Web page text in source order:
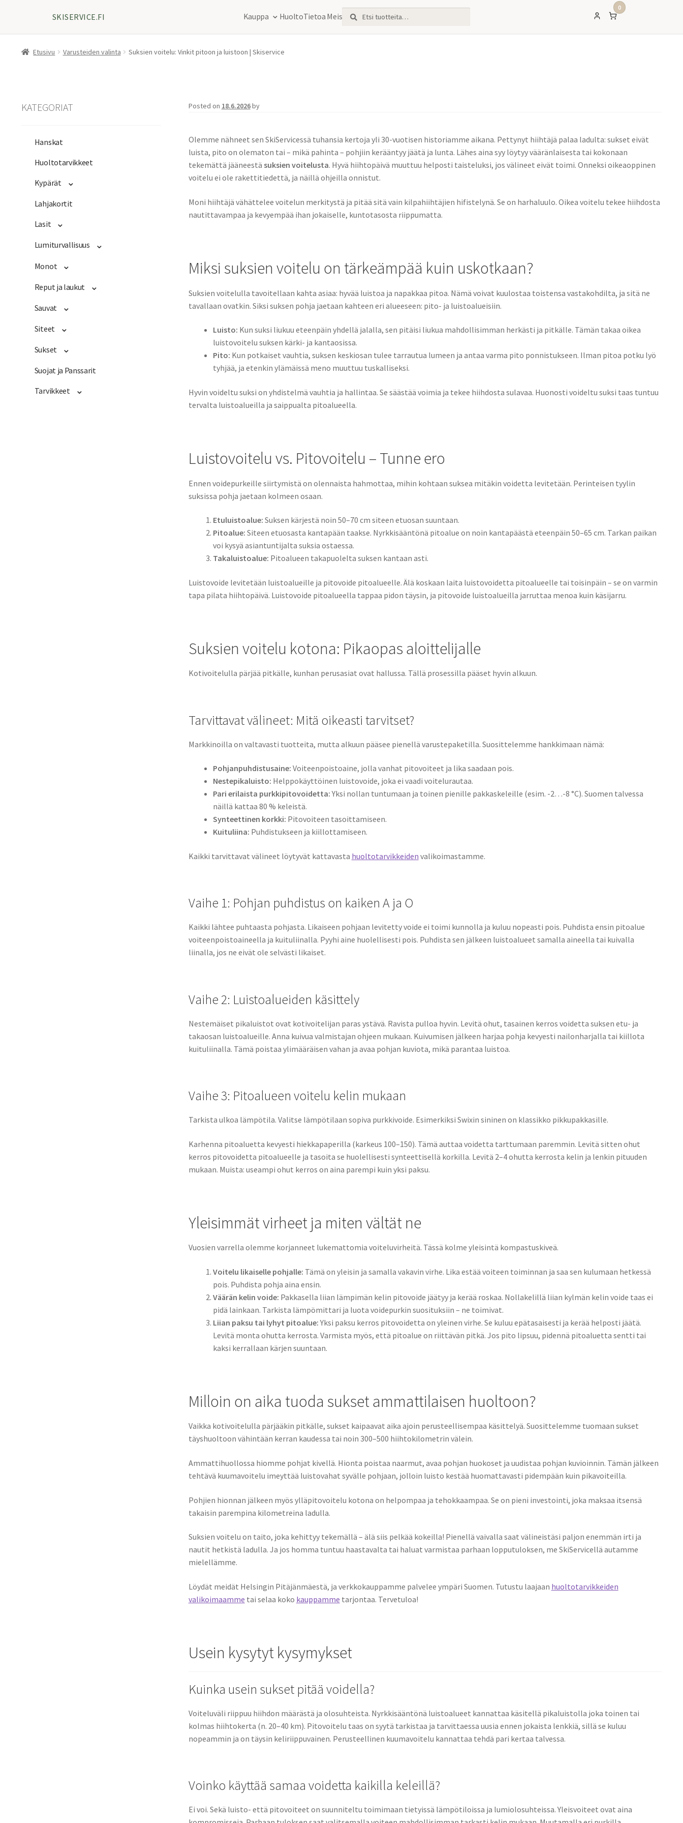
SKISERVICE.FI Kauppa HuoltoTietoa MeistäEtsi:
Haku
0
Etusivu Varusteiden valinta Suksien voitelu: Vinkit pitoon ja luistoon | Skiservice
Posted on 18.6.2026by
Olemme nähneet sen SkiServicessä tuhansia kertoja yli 30-vuotisen historiamme aikana. Pettynyt hiihtäjä palaa ladulta: sukset eivät
luista, pito on olematon tai – mikä pahinta – pohjiin kerääntyy jäätä ja lunta. Lähes aina syy löytyy vääränlaisesta tai kokonaan
tekemättä jääneestä suksien voitelusta. Hyvä hiihtopäivä muuttuu helposti taisteluksi, jos välineet eivät toimi. Onneksi oikeaoppinen
voitelu ei ole rakettitiedettä, ja näillä ohjeilla onnistut.
Moni hiihtäjä vähättelee voitelun merkitystä ja pitää sitä vain kilpahiihtäjien hifistelynä. Se on harhaluulo. Oikea voitelu tekee hiihdosta
nautittavampaa ja kevyempää ihan jokaiselle, kuntotasosta riippumatta.
Miksi suksien voitelu on tärkeämpää kuin uskotkaan?
Suksien voitelulla tavoitellaan kahta asiaa: hyvää luistoa ja napakkaa pitoa. Nämä voivat kuulostaa toistensa vastakohdilta, ja sitä ne
tavallaan ovatkin. Siksi suksen pohja jaetaan kahteen eri alueeseen: pito- ja luistoalueisiin.
Luisto: Kun suksi liukuu eteenpäin yhdellä jalalla, sen pitäisi liukua mahdollisimman herkästi ja pitkälle. Tämän takaa oikea
luistovoitelu suksen kärki- ja kantaosissa.
Pito: Kun potkaiset vauhtia, suksen keskiosan tulee tarrautua lumeen ja antaa varma pito ponnistukseen. Ilman pitoa potku lyö
tyhjää, ja etenkin ylämäissä meno muuttuu tuskalliseksi.
Hyvin voideltu suksi on yhdistelmä vauhtia ja hallintaa. Se säästää voimia ja tekee hiihdosta sulavaa. Huonosti voideltu suksi taas tuntuu
tervalta luistoalueilla ja saippualta pitoalueella.
Luistovoitelu vs. Pitovoitelu – Tunne ero
Ennen voidepurkeille siirtymistä on olennaista hahmottaa, mihin kohtaan suksea mitäkin voidetta levitetään. Perinteisen tyylin
suksissa pohja jaetaan kolmeen osaan.
Etuluistoalue: Suksen kärjestä noin 50–70 cm siteen etuosan suuntaan.
Pitoalue: Siteen etuosasta kantapään taakse. Nyrkkisääntönä pitoalue on noin kantapäästä eteenpäin 50–65 cm. Tarkan paikan
voi kysyä asiantuntijalta suksia ostaessa.
Takaluistoalue: Pitoalueen takapuolelta suksen kantaan asti.
Luistovoide levitetään luistoalueille ja pitovoide pitoalueelle. Älä koskaan laita luistovoidetta pitoalueelle tai toisinpäin – se on varmin
tapa pilata hiihtopäivä. Luistovoide pitoalueella tappaa pidon täysin, ja pitovoide luistoalueilla jarruttaa menoa kuin käsijarru.
Suksien voitelu kotona: Pikaopas aloittelijalle
Kotivoitelulla pärjää pitkälle, kunhan perusasiat ovat hallussa. Tällä prosessilla pääset hyvin alkuun.
Tarvittavat välineet: Mitä oikeasti tarvitset?
Markkinoilla on valtavasti tuotteita, mutta alkuun pääsee pienellä varustepaketilla. Suosittelemme hankkimaan nämä:
Pohjanpuhdistusaine: Voiteenpoistoaine, jolla vanhat pitovoiteet ja lika saadaan pois.
Nestepikaluisto: Helppokäyttöinen luistovoide, joka ei vaadi voitelurautaa.
Pari erilaista purkkipitovoidetta:Yksi nollan tuntumaan ja toinen pienille pakkaskeleille (esim. -2…-8 °C). Suomen talvessa
näillä kattaa 80 % keleistä.
Synteettinen korkki: Pitovoiteen tasoittamiseen.
Kuituliina: Puhdistukseen ja kiillottamiseen.
Kaikki tarvittavat välineet löytyvät kattavasta huoltotarvikkeiden valikoimastamme.
Vaihe 1: Pohjan puhdistus on kaiken A ja O
Kaikki lähtee puhtaasta pohjasta. Likaiseen pohjaan levitetty voide ei toimi kunnolla ja kuluu nopeasti pois. Puhdista ensin pitoalue
voiteenpoistoaineella ja kuituliinalla. Pyyhi aine huolellisesti pois. Puhdista sen jälkeen luistoalueet samalla aineella tai kuivalla
liinalla, jos ne eivät ole selvästi likaiset.
Vaihe 2: Luistoalueiden käsittely
Nestemäiset pikaluistot ovat kotivoitelijan paras ystävä. Ravista pulloa hyvin. Levitä ohut, tasainen kerros voidetta suksen etu- ja
takaosan luistoalueille. Anna kuivua valmistajan ohjeen mukaan. Kuivumisen jälkeen harjaa pohja kevyesti nailonharjalla tai kiillota
kuituliinalla. Tämä poistaa ylimääräisen vahan ja avaa pohjan kuviota, mikä parantaa luistoa.
Vaihe 3: Pitoalueen voitelu kelin mukaan
Tarkista ulkoa lämpötila. Valitse lämpötilaan sopiva purkkivoide. Esimerkiksi Swixin sininen on klassikko pikkupakkasille.
Karhenna pitoaluetta kevyesti hiekkapaperilla (karkeus 100–150). Tämä auttaa voidetta tarttumaan paremmin. Levitä sitten ohut
kerros pitovoidetta pitoalueelle ja tasoita se huolellisesti synteettisellä korkilla. Levitä 2–4 ohutta kerrosta kelin ja lenkin pituuden
mukaan. Muista: useampi ohut kerros on aina parempi kuin yksi paksu.
Yleisimmät virheet ja miten vältät ne
Vuosien varrella olemme korjanneet lukemattomia voiteluvirheitä. Tässä kolme yleisintä kompastuskiveä.
Voitelu likaiselle pohjalle: Tämä on yleisin ja samalla vakavin virhe. Lika estää voiteen toiminnan ja saa sen kulumaan hetkessä
pois. Puhdista pohja aina ensin.
Väärän kelin voide: Pakkasella liian lämpimän kelin pitovoide jäätyy ja kerää roskaa. Nollakelillä liian kylmän kelin voide taas ei
pidä lainkaan. Tarkista lämpömittari ja luota voidepurkin suosituksiin – ne toimivat.
Liian paksu tai lyhyt pitoalue:Yksi paksu kerros pitovoidetta on yleinen virhe. Se kuluu epätasaisesti ja kerää helposti jäätä.
Levitä monta ohutta kerrosta. Varmista myös, että pitoalue on riittävän pitkä. Jos pito lipsuu, pidennä pitoaluetta sentti tai
kaksi kerrallaan kärjen suuntaan.
Milloin on aika tuoda sukset ammattilaisen huoltoon?
Vaikka kotivoitelulla pärjääkin pitkälle, sukset kaipaavat aika ajoin perusteellisempaa käsittelyä. Suosittelemme tuomaan sukset
täyshuoltoon vähintään kerran kaudessa tai noin 300–500 hiihtokilometrin välein.
Ammattihuollossa hiomme pohjat kivellä. Hionta poistaa naarmut, avaa pohjan huokoset ja uudistaa pohjan kuvioinnin. Tämän jälkeen
tehtävä kuumavoitelu imeyttää luistovahat syvälle pohjaan, jolloin luisto kestää huomattavasti pidempään kuin pikavoiteilla.
Pohjien hionnan jälkeen myös ylläpitovoitelu kotona on helpompaa ja tehokkaampaa. Se on pieni investointi, joka maksaa itsensä
takaisin parempina kilometreina ladulla.
Suksien voitelu on taito, joka kehittyy tekemällä – älä siis pelkää kokeilla! Pienellä vaivalla saat välineistäsi paljon enemmän irti ja
nautit hetkistä ladulla. Ja jos homma tuntuu haastavalta tai haluat varmistaa parhaan lopputuloksen, me SkiServicellä autamme
mielellämme.
Löydät meidät Helsingin Pitäjänmäestä, ja verkkokauppamme palvelee ympäri Suomen. Tutustu laajaan huoltotarvikkeiden
valikoimaamme tai selaa koko kauppamme tarjontaa. Tervetuloa!
Usein kysytyt kysymykset
Kuinka usein sukset pitää voidella?
Voiteluväli riippuu hiihdon määrästä ja olosuhteista. Nyrkkisääntönä luistoalueet kannattaa käsitellä pikaluistolla joka toinen tai
kolmas hiihtokerta (n. 20–40 km). Pitovoitelu taas on syytä tarkistaa ja tarvittaessa uusia ennen jokaista lenkkiä, sillä se kuluu
nopeammin ja on täysin keliriippuvainen. Perusteellinen kuumavoitelu kannattaa tehdä pari kertaa talvessa.
Voinko käyttää samaa voidetta kaikilla keleillä?
Ei voi. Sekä luisto- että pitovoiteet on suunniteltu toimimaan tietyissä lämpötiloissa ja lumiolosuhteissa. Yleisvoiteet ovat aina
KATEGORIAT
Hanskat
Huoltotarvikkeet
Kypärät
Lahjakortit
Lasit
Lumiturvallisuus
Monot
Reput ja laukut
Sauvat
Siteet
Sukset
Suojat ja Panssarit
Tarvikkeet